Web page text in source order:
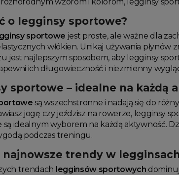
o legginsy sportowe?
sportowe jest proste, ale ważne dla
włókien. Unikaj używania płynów
jest najlepszym sposobem, aby legginsy
ich długowieczność i niezmienny
sportowe – idealne na każdą
są wszechstronne i nadają się do
jogę czy jeździsz na rowerze, legginsy
są idealnym wyborem na każdą aktywność.
podczas treningu.
najnowsze trendy w
trendach legginsów sportowych